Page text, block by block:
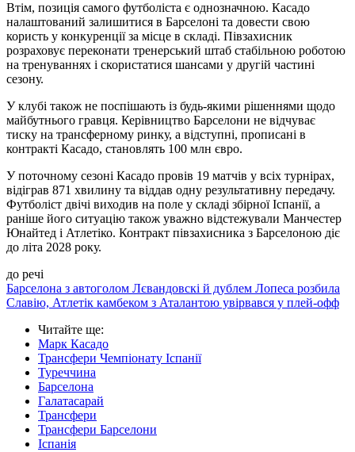
Втім, позиція самого футболіста є однозначною. Касадо
налаштований залишитися в Барселоні та довести свою
користь у конкуренції за місце в складі. Півзахисник
розраховує переконати тренерський штаб стабільною роботою
на тренуваннях і скористатися шансами у другій частині
сезону.
У клубі також не поспішають із будь-якими рішеннями щодо
майбутнього гравця. Керівництво Барселони не відчуває
тиску на трансферному ринку, а відступні, прописані в
контракті Касадо, становлять 100 млн євро.
У поточному сезоні Касадо провів 19 матчів у всіх турнірах,
відіграв 871 хвилину та віддав одну результативну передачу.
Футболіст двічі виходив на поле у складі збірної Іспанії, а
раніше його ситуацію також уважно відстежували Манчестер
Юнайтед і Атлетіко. Контракт півзахисника з Барселоною діє
до літа 2028 року.
до речі
Барселона з автоголом Лєвандовскі й дублем Лопеса розбила
Славію, Атлетік камбеком з Аталантою увірвався у плей-офф
Читайте ще:
Марк Касадо
Трансфери Чемпіонату Іспанії
Туреччина
Барселона
Галатасарай
Трансфери
Трансфери Барселони
Іспанія